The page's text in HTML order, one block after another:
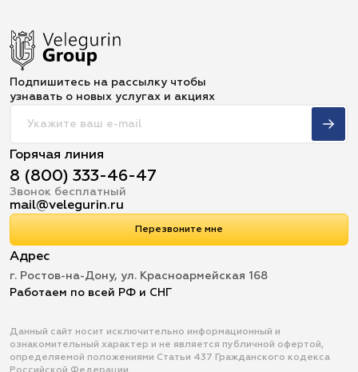
Подпишитесь на рассылку чтобы
узнавать о новых услугах и акциях
Горячая линия
8 (800) 333-46-47
Звонок бесплатный
mail@velegurin.ru
Перезвоните мне
Адрес
г. Ростов-на-Дону, ул. Красноармейская 168
Работаем по всей РФ и СНГ
Данный сайт носит исключительно информационный и
ознакомительный характер и не является публичной офертой,
определяемой положениями Статьи 437 Гражданского кодекса